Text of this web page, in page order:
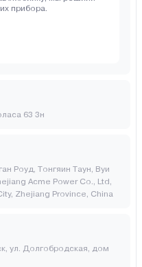
прибора.
63 3н
Роуд, Тонгяин Таун, Вуи
Acme Power Co., Ltd,
Zhejiang Province, China
ул. Долгобродская, дом